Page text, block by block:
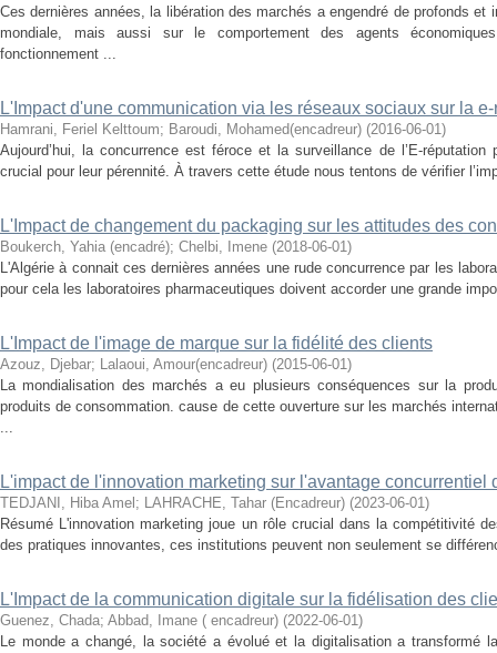
Ces dernières années, la libération des marchés a engendré de profonds et
mondiale, mais aussi sur le comportement des agents
fonctionnement ...
L'Impact d'une communication via les réseaux sociaux sur la
Hamrani, Feriel Kelttoum; Baroudi, Mohamed(encadreur) (2016-06-01)
Aujourd’hui, la concurrence est féroce et la surveillance de l’E-
crucial pour leur pérennité. À travers cette étude nous tentons de vérifier
L'Impact de changement du packaging sur les attitudes des
Boukerch, Yahia (encadré); Chelbi, Imene (2018-06-01)
L'Algérie à connait ces dernières années une rude concurrence par les
pour cela les laboratoires pharmaceutiques doivent accorder une grande
L'Impact de l'image de marque sur la fidélité des clients
Azouz, Djebar; Lalaoui, Amour(encadreur) (2015-06-01)
La mondialisation des marchés a eu plusieurs conséquences sur la
produits de consommation. cause de cette ouverture sur les marchés
...
L'impact de l'innovation marketing sur l'avantage concurrentiel
TEDJANI, Hiba Amel ; LAHRACHE, Tahar (Encadreur) (2023-06-01)
Résumé L'innovation marketing joue un rôle crucial dans la compétitivité
des pratiques innovantes, ces institutions peuvent non seulement se
L'Impact de la communication digitale sur la fidélisation des
Guenez, Chada; Abbad, Imane ( encadreur) (2022-06-01)
Le monde a changé, la société a évolué et la digitalisation a transformé